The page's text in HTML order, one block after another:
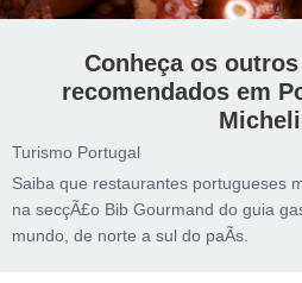
Conheça os
recomendados em
Turismo Portugal
Saiba que restaurantes portugueses
na secçÃ£o Bib Gourmand do guia
mundo, de norte a sul do paÃ­s.